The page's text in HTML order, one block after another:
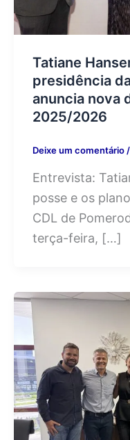
Tatiane
presidência
anuncia nova
2025/2026
Deixe um comentário /
Entrevista:
posse e os
CDL de
terça-feira, […]